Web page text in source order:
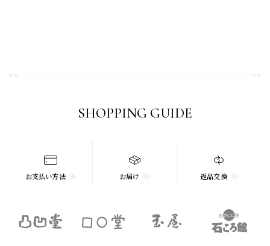
SHOPPING GUIDE
お支払い方法 お届け 返品交換